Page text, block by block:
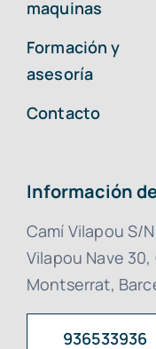
maquinas
Formación y
asesoría
Contacto
Información
Camí Vilapou S/
Vilapou Nave
Montserrat,
936533936